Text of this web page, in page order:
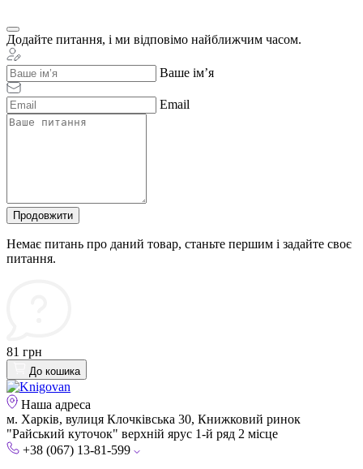
Додайте питання, і ми відповімо найближчим часом.
Ваше ім’я
Email
Продовжити
Немає питань про даний товар, станьте першим і задайте своє
питання.
81 грн
До кошика
Наша адреса
м. Харків, вулиця Клочківська 30, Книжковий ринок
"Райський куточок" верхній ярус 1-й ряд 2 місце
+38 (067) 13-81-599